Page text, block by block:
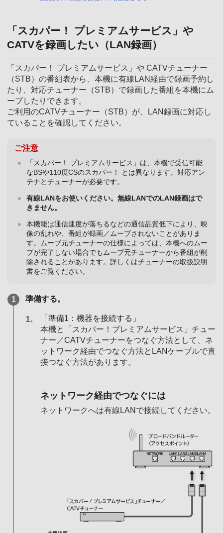
「スカパー！ プレミアムサービス」や
CATVを録画したい（LAN録画）
「スカパー！ プレミアムサービス」や CATVチューナー
（STB）の番組表から、本機に有線LAN経由で録画予約し
たり、対応チューナー（STB）で録画した番組を本機にム
ーブしたりできます。
ご利用のCATVチューナー（STB）が、LAN録画に対応し
ていることを確認してください。
ご注意
「スカパー！ プレミアムサービス」は、本機で受信可能
なBSや110度CSのスカパー！ とは異なります。対応アン
テナとチューナーが必要です。
有線LANをお使いください。無線LANでのLAN録画はで
きません。
本機能は通信速度が落ちるなどの通信品質低下により、映
像の乱れや、番組が録画／ムーブされないことがありま
す。ムーブ元チューナーの仕様によっては、本機へのムー
ブが完了しない場合でもムーブ元チューナーから番組が削
除されることがあります。詳しくはチューナーの取扱説明
書をご覧ください。
準備する。
「準備1：機器を接続する」
本機と「スカパー！プレミアムサービス」チュー
ナー／CATVチューナーをつなぐ方法として、ネ
ットワーク経由でつなぐ方法とLANケーブルで直
接つなぐ方法があります。
ネットワーク経由でつなぐには
ネットワークへは有線LANで接続してください。